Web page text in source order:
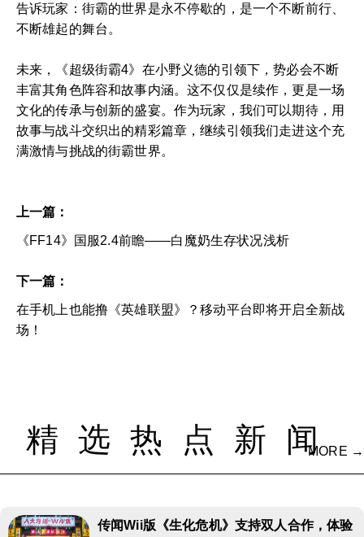
告诉玩家：街霸的世界是永不停歇的，是一个不断前行、
不断雄起的舞台。
未来，《超级街霸4》在小野义德的引领下，势必会不断
丰富其角色阵容和故事内涵。这不仅仅是续作，更是一场
文化的传承与创新的盛宴。作为玩家，我们可以期待，用
故事与战斗交织出的精彩篇章，继续引领我们走进这个充
满激情与挑战的街霸世界。
上一篇：
《FF14》国服2.4前瞻——白魔奶生存状况浅析
下一篇：
在手机上也能撸《英雄联盟》？移动平台即将开启全新战
场！
精选热点新闻
MORE →
传闻Wii版《生化危机》支持双人合作，体验